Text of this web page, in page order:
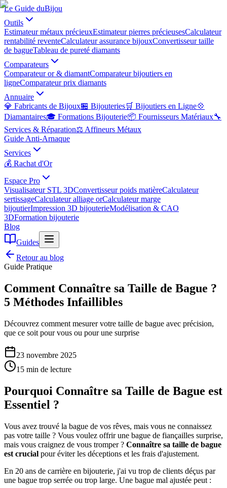
Le Guide duBijou
Outils
Estimateur métaux précieuxEstimateur pierres précieusesCalculateur
rentabilité reventeCalculateur assurance bijouxConvertisseur taille
de bagueTableau de pureté diamants
Comparateurs
Comparateur or & diamantComparateur bijoutiers en
ligneComparateur prix diamants
Annuaire
💎 Fabricants de Bijoux🏪 Bijouteries🛒 Bijoutiers en Ligne💠
Diamantaires🎓 Formations Bijouterie📦 Fournisseurs Matériaux🔧
Services & Réparation⚖️ Affineurs Métaux
Guide Anti-Arnaque
Services
💰 Rachat d'Or
Espace Pro
Visualisateur STL 3DConvertisseur poids matièreCalculateur
sertissageCalculateur alliage orCalculateur marge
bijoutierImpression 3D bijouterieModélisation & CAO
3DFormation bijouterie
Blog
Guides
Retour au blog
Guide Pratique
Comment Connaître sa Taille de Bague ?
5 Méthodes Infaillibles
Découvrez comment mesurer votre taille de bague avec précision,
que ce soit pour vous ou pour une surprise
23 novembre 2025
15 min de lecture
Pourquoi Connaître sa Taille de Bague est
Essentiel ?
Vous avez trouvé la bague de vos rêves, mais vous ne connaissez
pas votre taille ? Vous voulez offrir une bague de fiançailles surprise,
mais vous craignez de vous tromper ? Connaître sa taille de bague
est crucial pour éviter les déceptions et les frais d'ajustement.
En 20 ans de carrière en bijouterie, j'ai vu trop de clients déçus par
une bague trop serrée ou trop large. Une bague mal ajustée peut :